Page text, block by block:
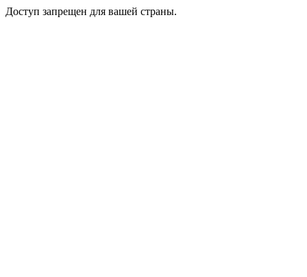
Доступ запрещен для вашей страны.